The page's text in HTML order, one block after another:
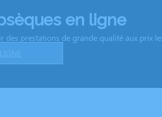
en ligne
des prestations de grande qualité aux prix